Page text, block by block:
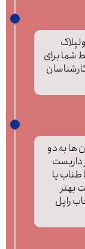
شما برای
ها به دو
داربست
یا
بهتر
راپل